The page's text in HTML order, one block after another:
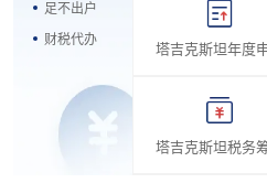
足不出户
财税代办
塔吉克斯坦年度
塔吉克斯坦税务